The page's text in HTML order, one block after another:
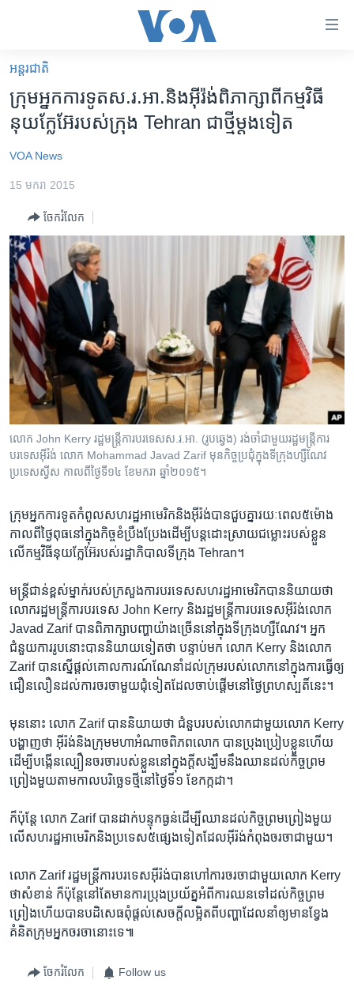
គេហទំព័រ​
ទាក់ទង
រំលង​
និង​
ទំព័រ​
ម្តង
រំលង​
និង​
ចូល​
ទៅ​
ទំព័រ​
រចនា
សម្ព័ន្ធ​
រំលង​
និង​
ទៅ​
កាន់​
អន្តរជាតិ
កម្ពុជាច្នៃប្រតិដ្ឋ
ព្រឹត្តិការណ៍ព័ត៌មាន
ទូរទស្សន៍ / វីដេអូ​
វិទ្យុ / ផតខាសថ៍
កម្មវិធីទាំងអស់
Khmer English
បណ្តាញ​សង្គម
អន្តរជាតិ
ក្រុម​អ្នក​ការទូត​ស.រ.អា.​និង​អ៊ីរ៉ង់​ពិភាក្សា​ពី​កម្មវិធី​
នុយក្លែអ៊ែ​របស់​ក្រុង​ Tehran ជា​ថ្មី​ម្តង​ទៀត
VOA News
15 មករា 2015
ចែករំលែក
លោក John Kerry រដ្ឋមន្រ្តី​ការបរទេស​ស.រ.អា. (រូប​ឆ្វេង)​ រង់ចាំ​ជាមួយ​រដ្ឋមន្រ្តី​ការ
បរទេស​អ៊ីរ៉ង់ លោក Mohammad Javad Zarif មុន​កិច្ច​ប្រជុំ​ក្នុង​ទីក្រុង​ហ្សឺណែវ
ប្រទេស​ស្វីស កាលពី​ថ្ងៃទី១៤ ខែ​មករា ឆ្នាំ២០១៥។
ក្រុម​អ្នកការទូត​កំពូលសហរដ្ឋអាមេរិក​និង​អ៊ីរ៉ង់​បាន​ជួប​គ្នា​រយៈ​ពេល​៥​ម៉ោង​
កាល​ពី​ថ្ងៃ​ពុធនៅ​ក្នុង​កិច្ច​ខំ​ប្រឹងប្រែង​ដើម្បី​បន្ត​ដោះស្រាយ​ជម្លោះ​របស់​ខ្លួន​
លើកម្មវិធី​នុយក្លែអ៊ែរបស់​រដ្ឋាភិបាល​ទីក្រុង Tehran។
​មន្រ្តី​ជាន់​ខ្ពស់​ម្នាក់​របស់​ក្រសួង​ការបរទេស​សហរដ្ឋអាមេរិក​បាន​និយាយ​ថា ​
លោក​រដ្ឋមន្រ្តី​ការបរទេស John Kerry ​និង​រដ្ឋមន្រ្តី​ការបរទេស​អ៊ីរ៉ង់លោក
Javad Zarif ​បាន​ពិភាក្សាបញ្ហា​យ៉ាង​ច្រើន​នៅ​ក្នុង​ទីក្រុង​ហ្សឺណែវ។​ អ្នក
ជំនួយ​ការ​រូប​នោះ​បាន​និយាយ​ទៀត​ថា បន្ទាប់​មក ​លោក Kerry និងលោក
Zarif ​បាន​ស្នើ​ផ្តល់​គោលការណ៍​ណែនាំដល់​ក្រុម​របស់​លោកនៅ​ក្នុងការ​ធ្វើ​ឲ្យ​
ជឿនលឿន​ដល់​ការចរចា​មួយជុំ​ទៀត​ដែល​ចាប់​ផ្តើម​នៅ​ថ្ងៃ​ព្រហស្បតិ៍​នេះ។
មុននោះ ​លោក Zarif បាន​និយាយ​ថា ​ជំនួប​របស់​លោក​ជាមួយ​លោក Kerry
​បង្ហាញ​ថា អ៊ីរ៉ង់និង​ក្រុម​មហាអំណាច​ពិភពលោក ​បាន​ប្រុងប្រៀប​ខ្លួន​ហើយ​
ដើម្បី​បង្កើន​ល្បឿន​ចរចា​របស់​ខ្លួ​ន​នៅ​ក្នុង​ក្តីសង្ឃឹមនឹង​ឈាន​ដល់​កិច្ច​ព្រម​
ព្រៀង​មួយ​តាម​កាល​បរិច្ឆេទ​ថ្មី​នៅ​ថ្ងៃ​ទី​១ ​ខែកក្កដា។
ក៏ប៉ុន្តែ ​លោក Zarif ​បាន​ដាក់​បន្ទុក​ធ្ងន់​ដើម្បី​ឈាន​ដល់​កិច្ច​ព្រម​ព្រៀងមួយ​
លើ​សហរដ្ឋអាមេរិក​និង​ប្រទេស​៥ផ្សេង​ទៀត​ដែល​អ៊ី​រ៉ង់​កំពុង​ចរចា​ជាមួយ។
​លោក​ Zarif រដ្ឋមន្រ្តី​ការបរទេស​អ៊ីរ៉ង់​បាន​ហៅការចរចាជាមួយ​លោក Kerry ​
ថា​សំខាន់ ក៏ប៉ុន្តែ​នៅតែ​មាន​ការ​ប្រុងប្រយ័ត្ន​អំពី​ការ​ឈន​ទៅ​ដល់​កិច្ច​ព្រម​
ព្រៀង​ហើយ​បាន​បដិសេធ​ពុំ​ផ្តល់​សេចក្តី​លម្អិត​ពី​បញ្ហា​ដែល​នាំ​ឲ្យ​មាន​ខ្វែង​
គំនិត​ក្រុម​អ្នកចរចា​នោះ​ទេ៕
ចែករំលែក Follow us